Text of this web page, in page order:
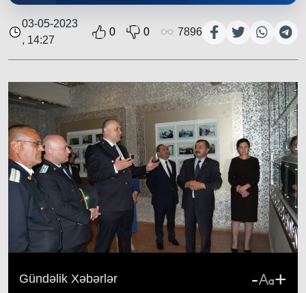
03-05-2023
, 14:27
0 0 7896
Gündəlik Xəbərlər - +